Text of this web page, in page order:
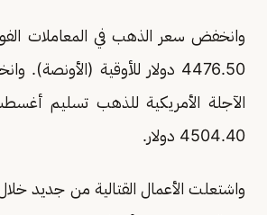
4476.50 دولار للأوقية
4504.40 دولار.
واشتعلت الأعمال القتالية ​من جديد